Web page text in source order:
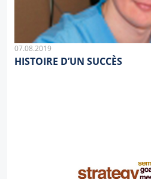
07.08.2019
HISTOIRE D’UN SUCCÈS